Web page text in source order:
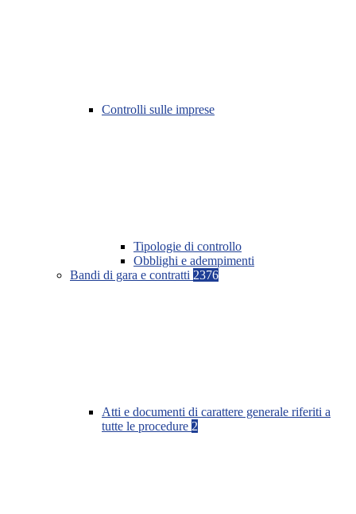
Controlli sulle imprese
Tipologie di controllo
Obblighi e adempimenti
Bandi di gara e contratti 2376
Atti e documenti di carattere generale riferiti a
tutte le procedure 2